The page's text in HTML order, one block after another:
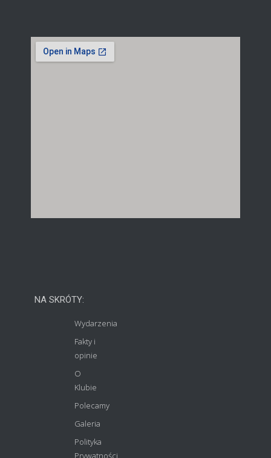
NA SKRÓTY:
Wydarzenia
Fakty i
opinie
O
Klubie
Polecamy
Galeria
Polityka
Prywatności